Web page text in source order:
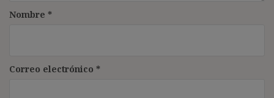
Nombre *
Correo electrónico *